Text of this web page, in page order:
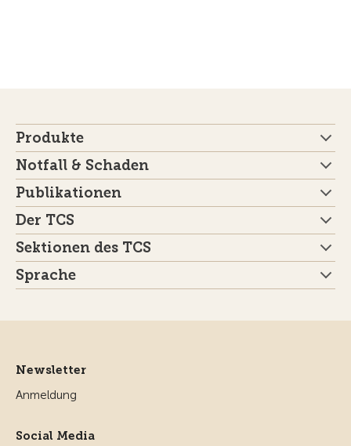
Produkte
Notfall & Schaden
Publikationen
Der TCS
Sektionen des TCS
Sprache
Newsletter
Anmeldung
Social Media